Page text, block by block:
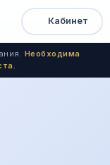
Быстрый
доступ
Кабинет
Необходима